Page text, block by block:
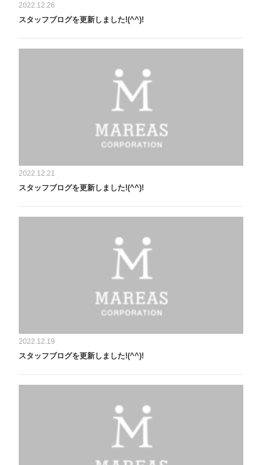
2022.12.26
スタッフブログを更新しました!(^^)!
2022.12.21
スタッフブログを更新しました!(^^)!
2022.12.19
スタッフブログを更新しました!(^^)!